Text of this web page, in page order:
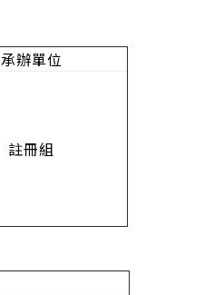
承辦單位
註冊組